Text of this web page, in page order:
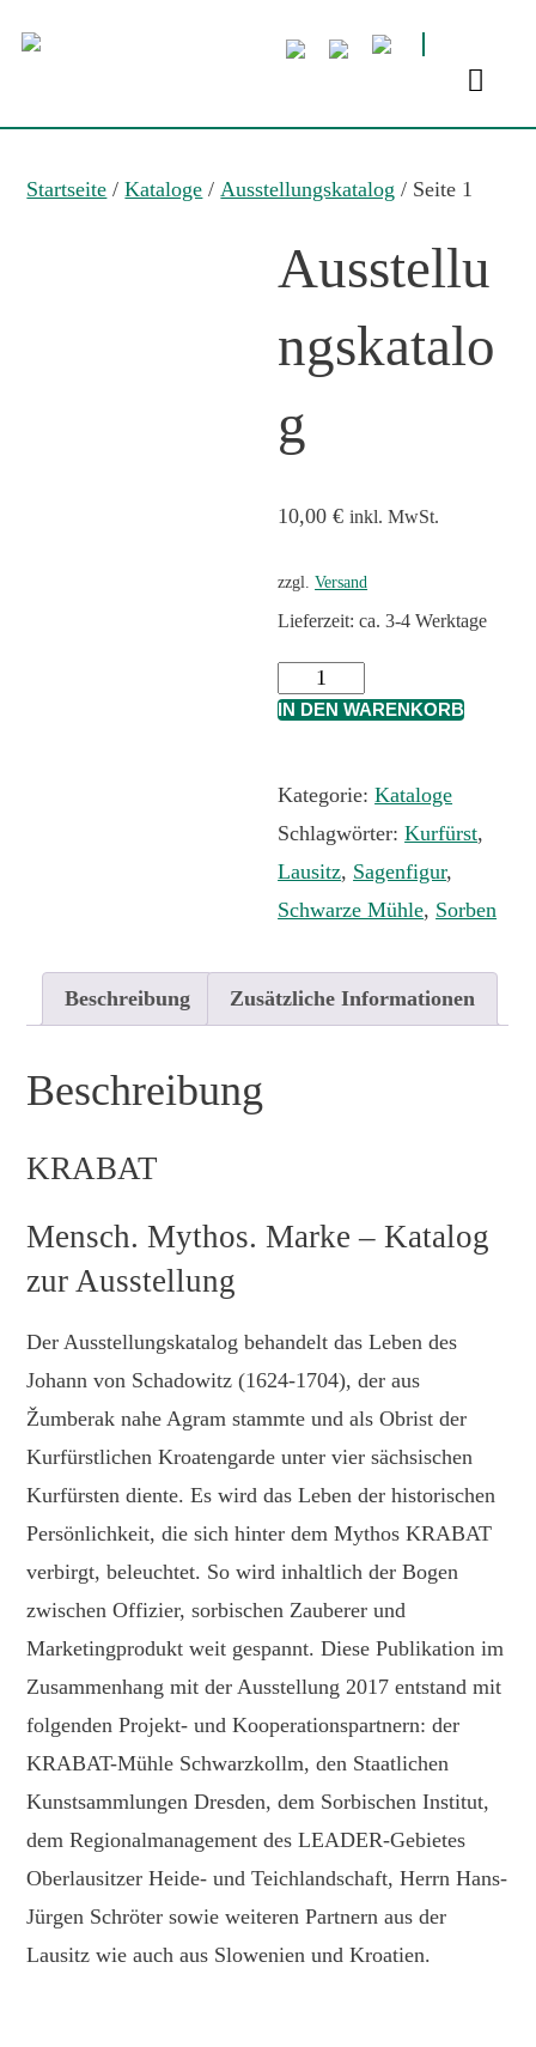
Startseite /Kataloge /Ausstellungskatalog / Seite 1
Ausstellu
ngskatalo
g
10,00€ inkl. MwSt.
zzgl.Versand
Lieferzeit: ca. 3-4 Werktage
Ausstellungskatalog
Menge
IN DEN WARENKORB
Kategorie:Kataloge
Schlagwörter:Kurfürst,
Lausitz, Sagenfigur,
Schwarze Mühle, Sorben
Beschreibung Zusätzliche Informationen
Beschreibung
KRABAT
Mensch. Mythos. Marke – Katalog
zur Ausstellung
Der Ausstellungskatalog behandelt das Leben des
Johann von Schadowitz (1624-1704), der aus
Žumberak nahe Agram stammte und als Obrist der
Kurfürstlichen Kroatengarde unter vier sächsischen
Kurfürsten diente. Es wird das Leben der historischen
Persönlichkeit, die sich hinter dem Mythos KRABAT
verbirgt, beleuchtet. So wird inhaltlich der Bogen
zwischen Offizier, sorbischen Zauberer und
Marketingprodukt weit gespannt. Diese Publikation im
Zusammenhang mit der Ausstellung 2017 entstand mit
folgenden Projekt- und Kooperationspartnern: der
KRABAT-Mühle Schwarzkollm, den Staatlichen
Kunstsammlungen Dresden, dem Sorbischen Institut,
dem Regionalmanagement des LEADER-Gebietes
Oberlausitzer Heide- und Teichlandschaft, Herrn Hans-
Jürgen Schröter sowie weiteren Partnern aus der
Lausitz wie auch aus Slowenien und Kroatien.